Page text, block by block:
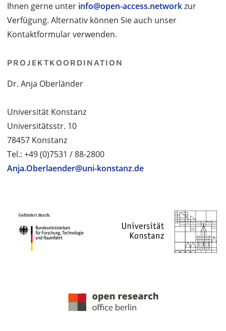
Ihnen gerne unter info@open-access.networkzur
Verfügung. Alternativ können Sie auch unser
Kontaktformular verwenden.
PROJEKTKOORDINATION
Dr. Anja Oberländer
Universität Konstanz
Universitätsstr. 10
78457 Konstanz
Tel.: +49 (0)7531 / 88-2800
Anja.Oberlaender@uni-konstanz.de